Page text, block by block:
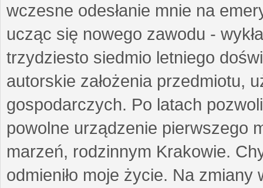
wczesne odesłanie mnie na
ucząc się nowego zawodu -
trzydziesto siedmio letniego
autorskie założenia przedmiotu,
gospodarczych. Po latach
powolne urządzenie pierwszego
marzeń, rodzinnym Krakowie.
odmieniło moje życie. Na